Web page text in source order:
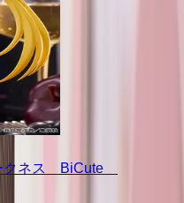
ネス BiCute